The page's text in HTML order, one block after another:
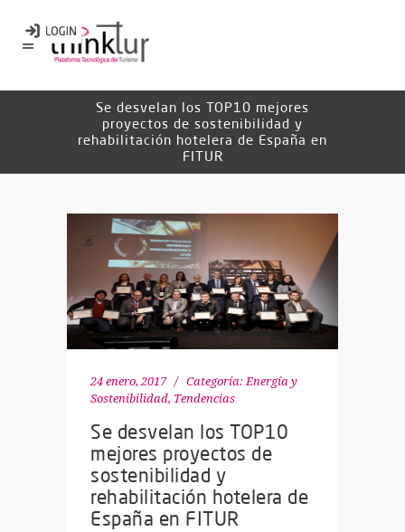
Se desvelan los TOP10 mejores
proyectos de sostenibilidad y
rehabilitación hotelera de España en
FITUR
24 enero, 2017 Categoría: Energía y
Sostenibilidad, Tendencias
Se desvelan los TOP10
mejores proyectos de
sostenibilidad y
rehabilitación hotelera de
España en FITUR